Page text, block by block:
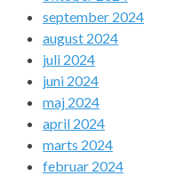
september 2024
august 2024
juli 2024
juni 2024
maj 2024
april 2024
marts 2024
februar 2024